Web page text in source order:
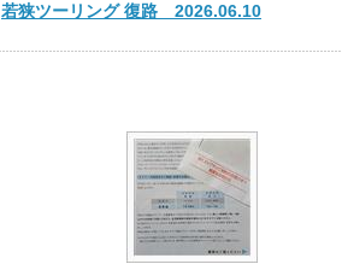
若狭ツーリング 復路 2026.06.10